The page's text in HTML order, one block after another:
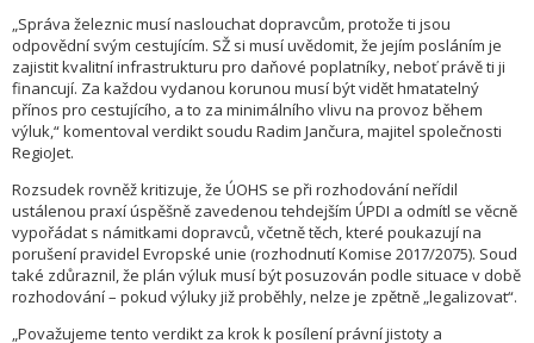
„Správa železnic musí naslouchat dopravcům, protože ti jsou
odpovědní svým cestujícím. SŽ si musí uvědomit, že jejím posláním je
zajistit kvalitní infrastrukturu pro daňové poplatníky, neboť právě ti ji
financují. Za každou vydanou korunou musí být vidět hmatatelný
přínos pro cestujícího, a to za minimálního vlivu na provoz během
výluk,“ komentoval verdikt soudu Radim Jančura, majitel společnosti
RegioJet.
Rozsudek rovněž kritizuje, že ÚOHS se při rozhodování neřídil
ustálenou praxí úspěšně zavedenou tehdejším ÚPDI a odmítl se věcně
vypořádat s námitkami dopravců, včetně těch, které poukazují na
porušení pravidel Evropské unie (rozhodnutí Komise 2017/2075). Soud
také zdůraznil, že plán výluk musí být posuzován podle situace v době
rozhodování – pokud výluky již proběhly, nelze je zpětně „legalizovat“.
„Považujeme tento verdikt za krok k posílení právní jistoty a